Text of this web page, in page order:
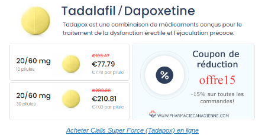
Acheter Cialis Super Force (Tadapox) en ligne